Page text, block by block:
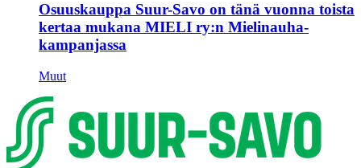
Osuuskauppa Suur-Savo on tänä vuonna toista
kertaa mukana MIELI ry:n Mielinauha-
kampanjassa
Muut